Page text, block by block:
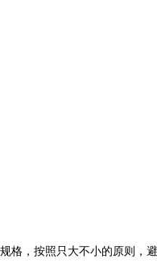
格，按照只大不小的原则，